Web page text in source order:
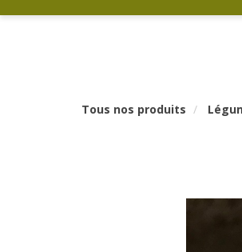
Tous nos produits